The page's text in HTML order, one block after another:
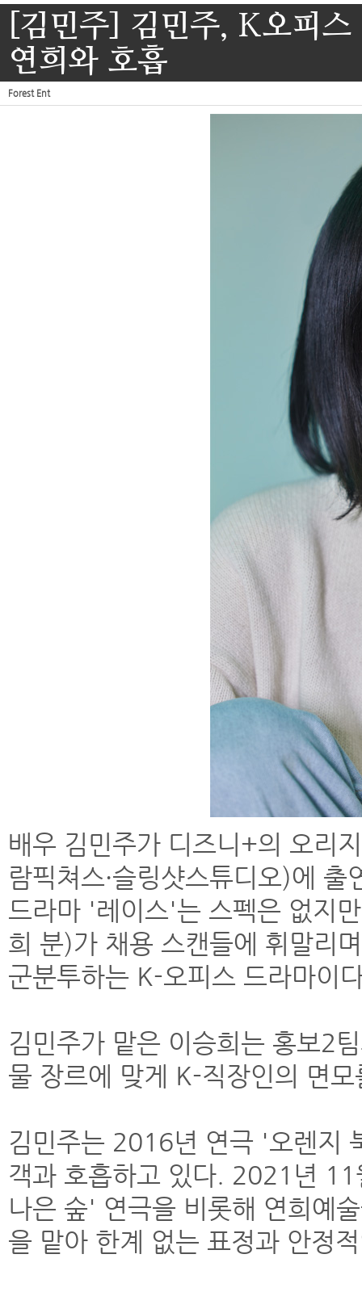
[김민주] 김민주, K오피
연희와 호흡
Forest Ent
배우 김민주가 디즈니+의 오리
람픽쳐스·슬링샷스튜디오)에 출
드라마 '레이스'는 스펙은 없지
희 분)가 채용 스캔들에 휘말리
군분투하는 K-오피스 드라마이
김민주가 맡은 이승희는 홍보2
물 장르에 맞게 K-직장인의 면
김민주는 2016년 연극 '오렌지
객과 호흡하고 있다. 2021년
나은 숲' 연극을 비롯해 연희예
을 맡아 한계 없는 표정과 안정